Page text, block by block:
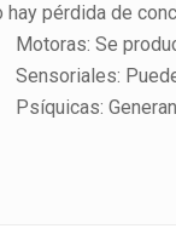
hay pérdida de
Motoras: Se
Sensoriales:
Psíquicas: